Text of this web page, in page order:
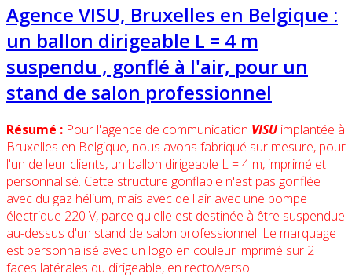
Agence VISU, Bruxelles en Belgique :
un ballon dirigeable L = 4 m
suspendu , gonflé à l'air, pour un
stand de salon professionnel
Résumé : Pour l'agence de communication VISUimplantée à
Bruxelles en Belgique, nous avons fabriqué sur mesure, pour
l'un de leur clients, un ballon dirigeable L = 4 m, imprimé et
personnalisé. Cette structure gonflable n'est pas gonflée
avec du gaz hélium, mais avec de l'air avec une pompe
électrique 220 V, parce qu'elle est destinée à être suspendue
au-dessus d'un stand de salon professionnel. Le marquage
est personnalisé avec un logo en couleur imprimé sur 2
faces latérales du dirigeable, en recto/verso.